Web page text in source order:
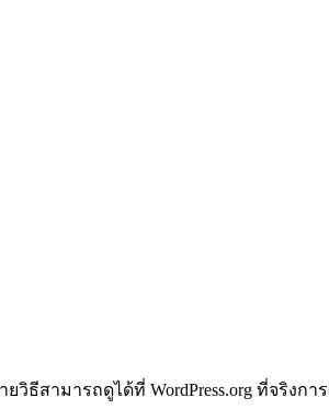
วิธีสามารถดูได้ที่ WordPress.org ที่จริงก